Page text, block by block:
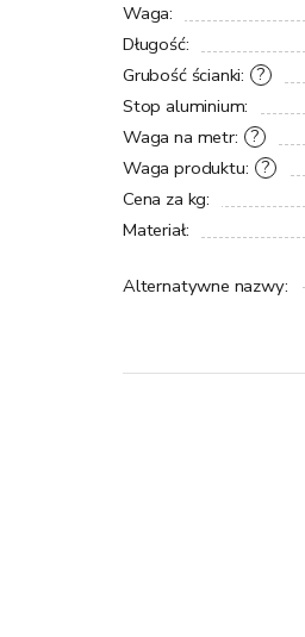
Waga:
Długość:
?
Grubość ścianki:
Stop aluminium:
?
Waga na metr:
?
Waga produktu:
Cena za kg:
Materiał:
Alternatywne nazwy: